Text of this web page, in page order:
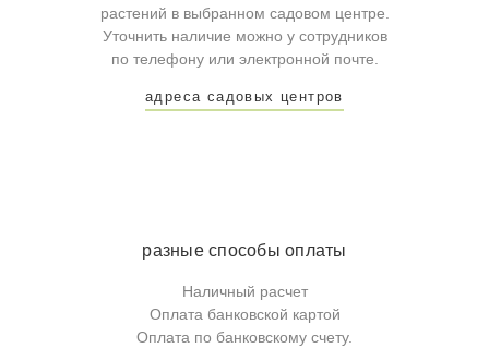
растений в выбранном садовом центре.
Уточнить наличие можно у сотрудников
по телефону или электронной почте.
адреса садовых центров
разные способы оплаты
Наличный расчет
Оплата банковской картой
Оплата по банковскому счету.